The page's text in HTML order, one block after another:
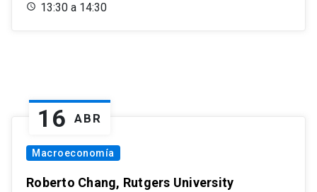
13:30 a 14:30
16 ABR
Macroeconomía
Roberto Chang, Rutgers University